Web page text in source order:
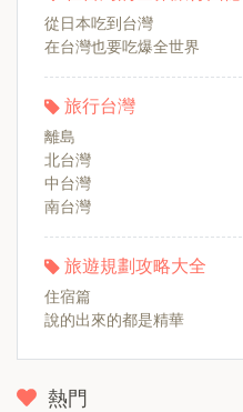
從日本吃到台灣
在台灣也要吃爆全世界
旅行台灣
離島
北台灣
中台灣
南台灣
旅遊規劃攻略大全
住宿篇
說的出來的都是精華
熱門